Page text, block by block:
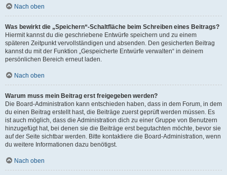
Nach oben
Was bewirkt die „Speichern“-Schaltfläche beim Schreiben eines Beitrags?
Hiermit kannst du die geschriebene Entwürfe speichern und zu einem
späteren Zeitpunkt vervollständigen und absenden. Den gesicherten Beitrag
kannst du mit der Funktion „Gespeicherte Entwürfe verwalten“ in deinem
persönlichen Bereich erneut laden.
Nach oben
Warum muss mein Beitrag erst freigegeben werden?
Die Board-Administration kann entschieden haben, dass in dem Forum, in dem
du einen Beitrag erstellt hast, die Beiträge zuerst geprüft werden müssen. Es
ist auch möglich, dass die Administration dich zu einer Gruppe von Benutzern
hinzugefügt hat, bei denen sie die Beiträge erst begutachten möchte, bevor sie
auf der Seite sichtbar werden. Bitte kontaktiere die Board-Administration, wenn
du weitere Informationen dazu benötigst.
Nach oben